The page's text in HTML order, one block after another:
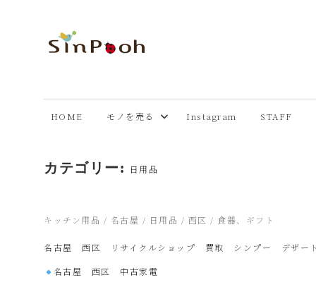
テ
ッ
ま
site
HOME モノを売る Instagram STAFF
カテゴリー: 日用品
2026年7月7日
キッチン用品 / 名古屋 / 日用品 / 西区 / 食器、ギフト
名古屋 西区 リサイクルショップ 買取 シンプー デザー
名古屋 西区 中古家電